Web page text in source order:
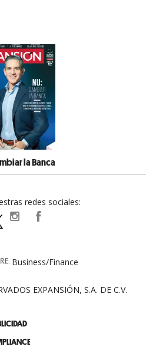
la Banca
redes sociales:
expansionpolitica
Business/Finance
EXPANSIÓN, S.A. DE C.V.